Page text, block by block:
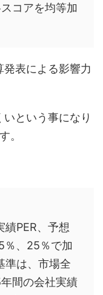
コアを均等加
表による影響力
という事になり
。
PER、予想
％、25％で加
準は、市場全
間の会社実績